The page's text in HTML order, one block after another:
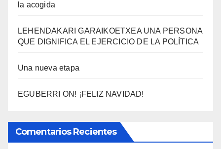
la acogida
LEHENDAKARI GARAIKOETXEA UNA PERSONA
QUE DIGNIFICA EL EJERCICIO DE LA POLÍTICA
Una nueva etapa
EGUBERRI ON! ¡FELIZ NAVIDAD!
Comentarios Recientes